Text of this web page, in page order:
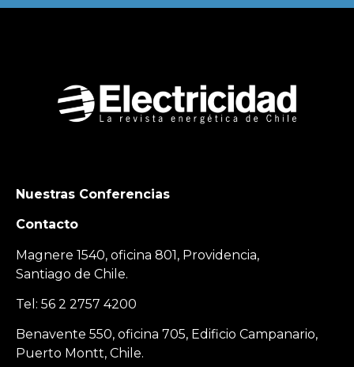
Nuestras Conferencias
Contacto
Magnere 1540, oficina 801, Providencia,
Santiago de Chile.
Tel: 56 2 2757 4200
Benavente 550, oficina 705, Edificio Campanario,
Puerto Montt, Chile.